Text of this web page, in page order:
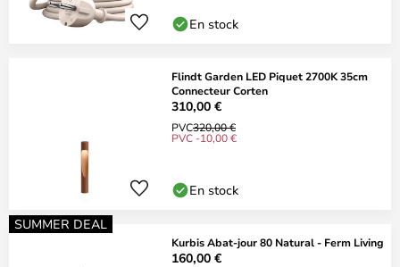
En stock
Flindt Garden LED Piquet 2700K 35cm
Connecteur Corten
310,00 €
PVC320,00 €
PVC -10,00 €
En stock
SUMMER DEAL
Kurbis Abat-jour 80 Natural - Ferm Living
160,00 €